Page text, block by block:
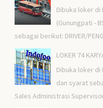
Dibuka loker di
(Gunungpati -
sebagai berikut: DRIVER/
LOKER 74
Dibuka loker
dan syarat
Sales Administrasi